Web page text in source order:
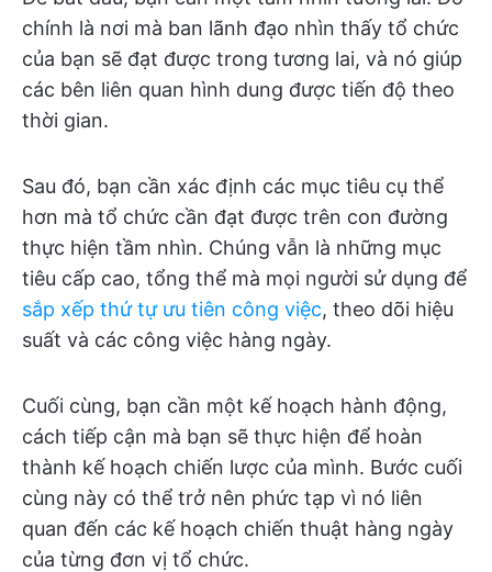
chính là nơi mà ban lãnh đạo nhìn thấy tổ chức
của bạn sẽ đạt được trong tương lai, và nó giúp
các bên liên quan hình dung được tiến độ theo
thời gian.
Sau đó, bạn cần xác định các mục tiêu cụ thể
hơn mà tổ chức cần đạt được trên con đường
thực hiện tầm nhìn. Chúng vẫn là những mục
tiêu cấp cao, tổng thể mà mọi người sử dụng để
sắp xếp thứ tự ưu tiên công việc, theo dõi hiệu
suất và các công việc hàng ngày.
Cuối cùng, bạn cần một kế hoạch hành động,
cách tiếp cận mà bạn sẽ thực hiện để hoàn
thành kế hoạch chiến lược của mình. Bước cuối
cùng này có thể trở nên phức tạp vì nó liên
quan đến các kế hoạch chiến thuật hàng ngày
của từng đơn vị tổ chức.